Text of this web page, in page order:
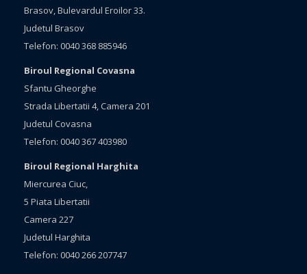
Brasov, Bulevardul Eroilor 33.
Judetul Brasov
Telefon: 0040 368 885946
Biroul Regional Covasna
Sfantu Gheorghe
Strada Libertatii 4, Camera 201
Judetul Covasna
Telefon: 0040 367 403980
Biroul Regional Harghita
Miercurea Ciuc,
5 Piata Libertatii
Camera 227
Judetul Harghita
Telefon: 0040 266 207747